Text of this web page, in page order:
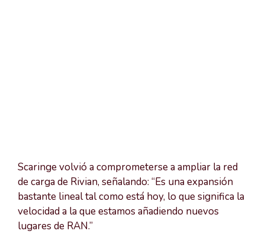
Scaringe volvió a comprometerse a ampliar la red
de carga de Rivian, señalando: “Es una expansión
bastante lineal tal como está hoy, lo que significa la
velocidad a la que estamos añadiendo nuevos
lugares de RAN.”